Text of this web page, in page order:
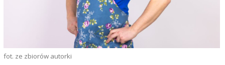
fot. ze zbiorów autorki